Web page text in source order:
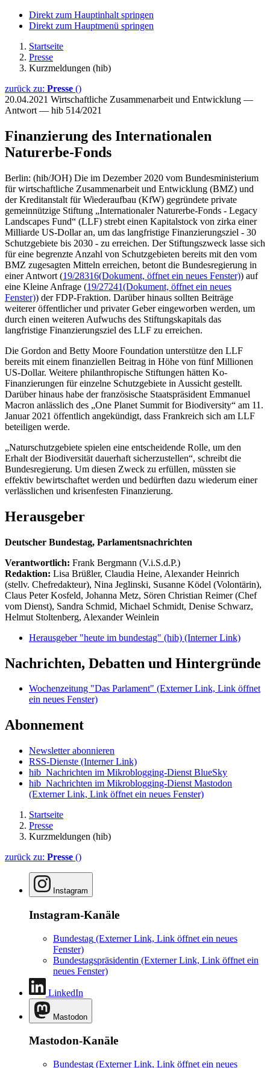
Direkt zum Hauptinhalt springen
Direkt zum Hauptmenü springen
Startseite
Presse
Kurzmeldungen (hib)
zurück zu: Presse ()
20.04.2021 Wirtschaftliche Zusammenarbeit und Entwicklung —
Antwort — hib 514/2021
Finanzierung des Internationalen
Naturerbe-Fonds
Berlin: (hib/JOH) Die im Dezember 2020 vom Bundesministerium
für wirtschaftliche Zusammenarbeit und Entwicklung (BMZ) und
der Kreditanstalt für Wiederaufbau (KfW) gegründete private
gemeinnützige Stiftung „Internationaler Naturerbe-Fonds - Legacy
Landscapes Fund“ (LLF) strebt einen Kapitalstock von zirka einer
Milliarde US-Dollar an, um das langfristige Finanzierungsziel - 30
Schutzgebiete bis 2030 - zu erreichen. Der Stiftungszweck lasse sich
für eine begrenzte Anzahl von Schutzgebieten bereits mit den vom
BMZ zugesagten Mitteln erreichen, betont die Bundesregierung in
einer Antwort (19/28316(Dokument, öffnet ein neues Fenster)) auf
eine Kleine Anfrage (19/27241(Dokument, öffnet ein neues
Fenster)) der FDP-Fraktion. Darüber hinaus sollten Beiträge
weiterer öffentlicher und privater Geber eingeworben werden, um
durch einen weiteren Aufwuchs des Stiftungskapitals das
langfristige Finanzierungsziel des LLF zu erreichen.
Die Gordon and Betty Moore Foundation unterstütze den LLF
bereits mit einem finanziellen Beitrag in Höhe von fünf Millionen
US-Dollar. Weitere philanthropische Stiftungen hätten Ko-
Finanzierungen für einzelne Schutzgebiete in Aussicht gestellt.
Darüber hinaus habe der französische Staatspräsident Emmanuel
Macron anlässlich des „One Planet Summit for Biodiversity“ am 11.
Januar 2021 öffentlich angekündigt, dass Frankreich sich am LLF
beteiligen werde.
„Naturschutzgebiete spielen eine entscheidende Rolle, um den
Erhalt der Biodiversität dauerhaft sicherzustellen“, schreibt die
Bundesregierung. Um diesen Zweck zu erfüllen, müssten sie
effektiv bewirtschaftet werden und bedürften dazu wiederum einer
verlässlichen und krisenfesten Finanzierung.
Herausgeber
Deutscher Bundestag, Parlamentsnachrichten
Verantwortlich: Frank Bergmann (V.i.S.d.P.)
Redaktion: Lisa Brüßler, Claudia Heine, Alexander Heinrich
(stellv. Chefredakteur), Nina Jeglinski, Susanne Ködel (Volontärin),
Claus Peter Kosfeld, Johanna Metz, Sören Christian Reimer (Chef
vom Dienst), Sandra Schmid, Michael Schmidt, Denise Schwarz,
Helmut Stoltenberg, Alexander Weinlein
Herausgeber "heute im bundestag" (hib) (Interner Link)
Nachrichten, Debatten und Hintergründe
Wochenzeitung "Das Parlament" (Externer Link, Link öffnet
ein neues Fenster)
Abonnement
Newsletter abonnieren
RSS-Dienste (Interner Link)
hib_Nachrichten im Mikroblogging-Dienst BlueSky
hib_Nachrichten im Mikroblogging-Dienst Mastodon
(Externer Link, Link öffnet ein neues Fenster)
Startseite
Presse
Kurzmeldungen (hib)
zurück zu: Presse ()
Instagram
Instagram-Kanäle
Bundestag (Externer Link, Link öffnet ein neues
Fenster)
Bundestagspräsidentin (Externer Link, Link öffnet ein
neues Fenster)
LinkedIn
Mastodon
Mastodon-Kanäle
Bundestag (Externer Link, Link öffnet ein neues